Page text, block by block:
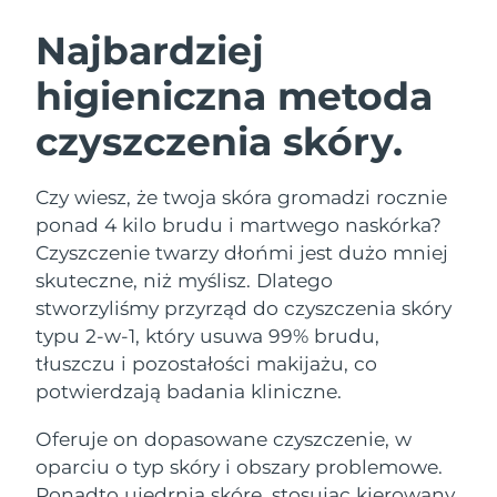
Najbardziej
higieniczna metoda
czyszczenia skóry.
Czy wiesz, że twoja skóra gromadzi rocznie
ponad 4 kilo brudu i martwego naskórka?
Czyszczenie twarzy dłońmi jest dużo mniej
skuteczne, niż myślisz. Dlatego
stworzyliśmy przyrząd do czyszczenia skóry
typu 2-w-1, który usuwa 99% brudu,
tłuszczu i pozostałości makijażu, co
potwierdzają badania kliniczne.
Oferuje on dopasowane czyszczenie, w
oparciu o typ skóry i obszary problemowe.
URODY
Oczyszczanie twarzy
LUNA™ 4 zestaw
Anti-aging massage
LUNA™ 4 Plus
Massage, LED heating
For men, anti-aging massage
Lifting twarzy
BEAR™ 2 zestaw
Microcurrent toning
BEAR™ 2 go
Microcurrent toning on-the-go
Microcurrent line smoothing device
Nawilżenie
UFO™ 3 zestaw
Deep facial hydration
UFO™ 3 LED
Near-infrared and red light therapy
device
Pielęgnacja jamy
ustnej
issa™ 4
Hybrid silicone sonic toothbrush
issa™ 4 plus
Smart hybrid silicone sonic toothbrush
FAQ™ ZABIEG ANTI-AGING
Anti-aging Zabiegi LED
Australia
Oczekiwany czas dostawy
12/08/2026
Austria
Oczekiwany czas dostawy
09/08/2026
Bahrajn
Oczekiwany czas dostawy
10/08/2026
Belgia
Oczekiwany czas dostawy
09/08/2026
Bermudy
Oczekiwany czas dostawy
Hercegowina
12/08/2026
Oczekiwany czas dostawy